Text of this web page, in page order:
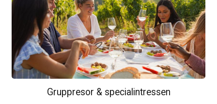
Gruppresor & specialintressen